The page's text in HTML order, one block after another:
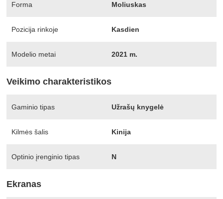
Forma Moliuskas
Pozicija rinkoje Kasdien
Modelio metai 2021 m.
Veikimo charakteristikos
Gaminio tipas Užrašų knygelė
Kilmės šalis Kinija
Optinio įrenginio tipas N
Ekranas